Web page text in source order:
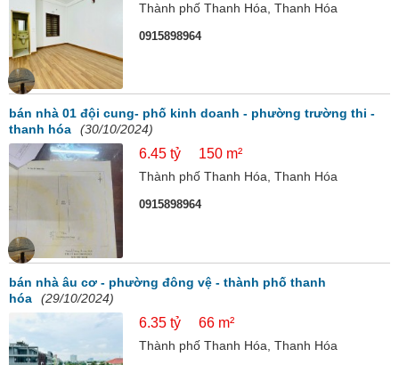
Thành phố Thanh Hóa, Thanh Hóa
0915898964
bán nhà 01 đội cung- phố kinh doanh - phường trường thi -
thanh hóa
(30/10/2024)
6.45 tỷ 150 m²
Thành phố Thanh Hóa, Thanh Hóa
0915898964
bán nhà âu cơ - phường đông vệ - thành phố thanh
hóa
(29/10/2024)
6.35 tỷ 66 m²
Thành phố Thanh Hóa, Thanh Hóa